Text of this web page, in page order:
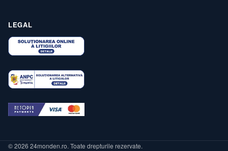
LEGAL
© 2026 24monden.ro. Toate drepturile rezervate.